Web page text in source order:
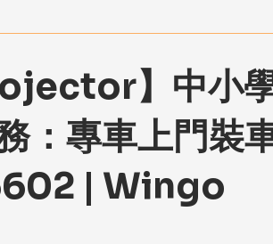
】中小
：專車上門裝
| Wingo